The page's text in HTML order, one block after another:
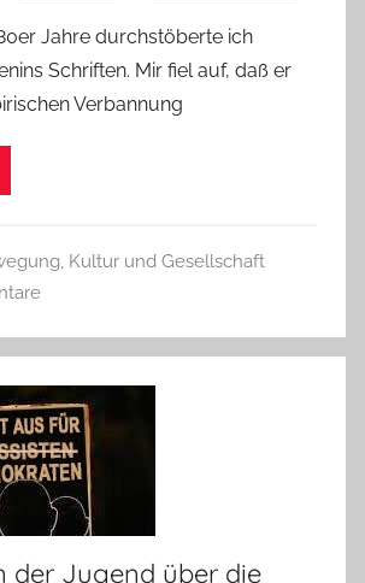
Jahre durchstöberte ich
Schriften. Mir fiel auf, daß er
Verbannung
, Kultur und Gesellschaft
der Jugend über die